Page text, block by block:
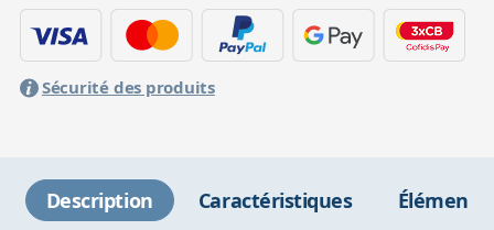
Sécurité des produits
Description Caractéristiques Éléments